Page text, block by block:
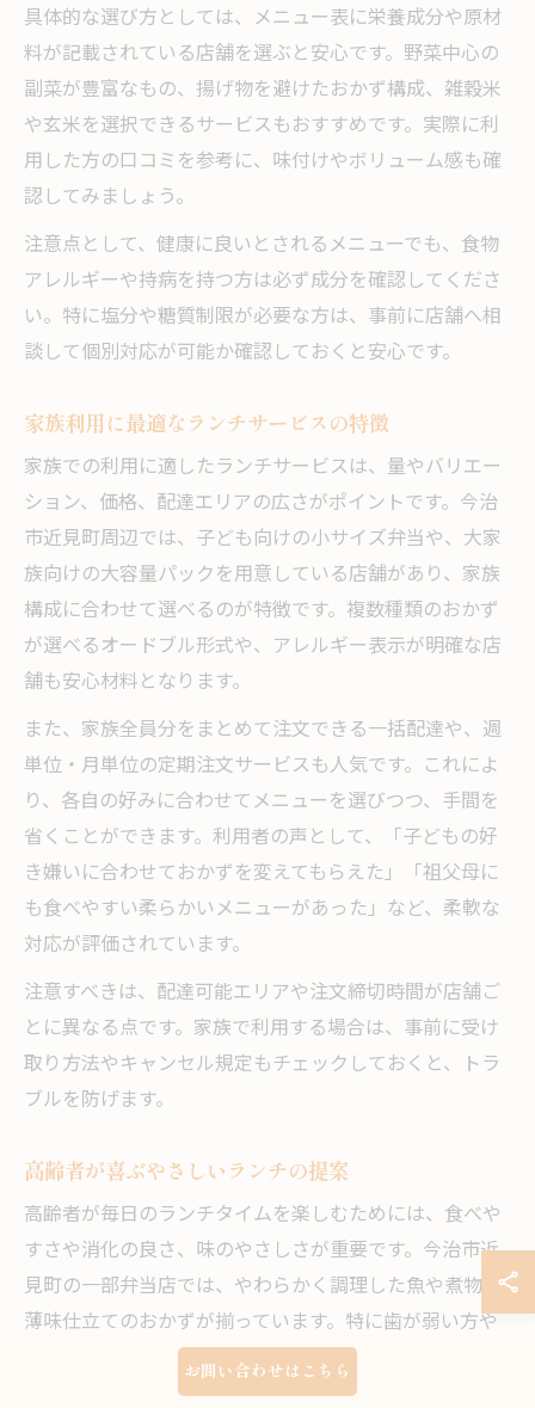
具体的な選び方としては、メニュー表に栄養成分や原材
料が記載されている店舗を選ぶと安心です。野菜中心の
副菜が豊富なもの、揚げ物を避けたおかず構成、雑穀米
や玄米を選択できるサービスもおすすめです。実際に利
用した方の口コミを参考に、味付けやボリューム感も確
認してみましょう。
注意点として、健康に良いとされるメニューでも、食物
アレルギーや持病を持つ方は必ず成分を確認してくださ
い。特に塩分や糖質制限が必要な方は、事前に店舗へ相
談して個別対応が可能か確認しておくと安心です。
家族利用に最適なランチサービスの特徴
家族での利用に適したランチサービスは、量やバリエー
ション、価格、配達エリアの広さがポイントです。今治
市近見町周辺では、子ども向けの小サイズ弁当や、大家
族向けの大容量パックを用意している店舗があり、家族
構成に合わせて選べるのが特徴です。複数種類のおかず
が選べるオードブル形式や、アレルギー表示が明確な店
舗も安心材料となります。
また、家族全員分をまとめて注文できる一括配達や、週
単位・月単位の定期注文サービスも人気です。これによ
り、各自の好みに合わせてメニューを選びつつ、手間を
省くことができます。利用者の声として、「子どもの好
き嫌いに合わせておかずを変えてもらえた」「祖父母に
も食べやすい柔らかいメニューがあった」など、柔軟な
対応が評価されています。
注意すべきは、配達可能エリアや注文締切時間が店舗ご
とに異なる点です。家族で利用する場合は、事前に受け
取り方法やキャンセル規定もチェックしておくと、トラ
ブルを防げます。
高齢者が喜ぶやさしいランチの提案
高齢者が毎日のランチタイムを楽しむためには、食べや
すさや消化の良さ、味のやさしさが重要です。今治市近
見町の一部弁当店では、やわらかく調理した魚や煮物、
薄味仕立てのおかずが揃っています。特に歯が弱い方や
嚥下が気になる方には、刻み食やムース食など、個別対
応してくれるサービスも選択肢となります。
お問い合わせはこちら